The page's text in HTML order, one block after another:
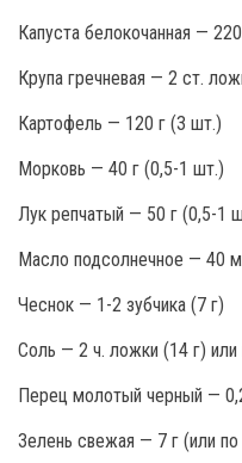
Капуста белокочанная —
Крупа гречневая — 2 ст.
Картофель — 120 г (3 шт.)
Морковь — 40 г (0,5-1 шт.)
Лук репчатый — 50 г (0,5-1
Масло подсолнечное — 40
Чеснок — 1-2 зубчика (7 г)
Соль — 2 ч. ложки (14 г) или
Перец молотый черный —
Зелень свежая — 7 г (или по